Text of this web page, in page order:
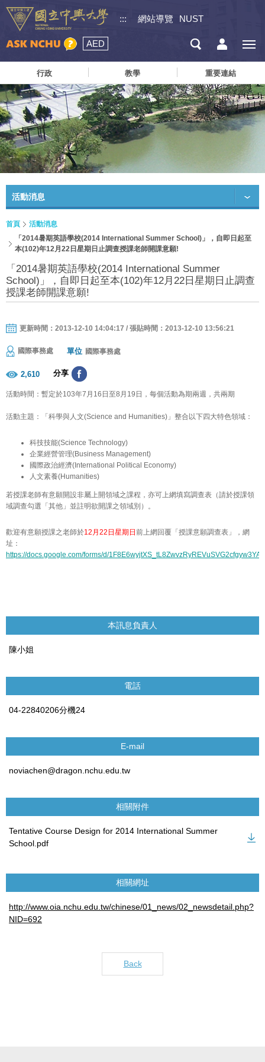
::: 網站導覽 NUST
AED
行政 教學 重要連結
活動消息
首頁
活動消息
「2014暑期英語學校(2014 International Summer School)」，自即日起至
本(102)年12月22日星期日止調查授課老師開課意願!
「2014暑期英語學校(2014 International Summer
School)」，自即日起至本(102)年12月22日星期日止調查
授課老師開課意願!
更新時間：2013-12-10 14:04:17 / 張貼時間：2013-12-10 13:56:21
國際事務處 單位 國際事務處
2,610 分享
活動時間：暫定於103年7月16日至8月19日，每個活動為期兩週，共兩期
活動主題：「科學與人文(Science and Humanities)」整合以下四大特色領域：
科技技能(Science Technology)
企業經營管理(Business Management)
國際政治經濟(International Political Economy)
人文素養(Humanities)
若授課老師有意願開設非屬上開領域之課程，亦可上網填寫調查表（請於授課領
域調查勾選「其他」並註明欲開課之領域別）。
歡迎有意願授課之老師於12月22日星期日前上網回覆「授課意願調查表」，網
址：
https://docs.google.com/forms/d/
本訊息負責人
陳小姐
電話
04-22840206分機24
E-mail
noviachen@dragon.nchu.edu.tw
相關附件
Tentative Course Design for 2014 International Summer
School.pdf
相關網址
http://www.oia.nchu.edu.tw/chinese/01_news/02_newsdetail.php?
NID=692
Back